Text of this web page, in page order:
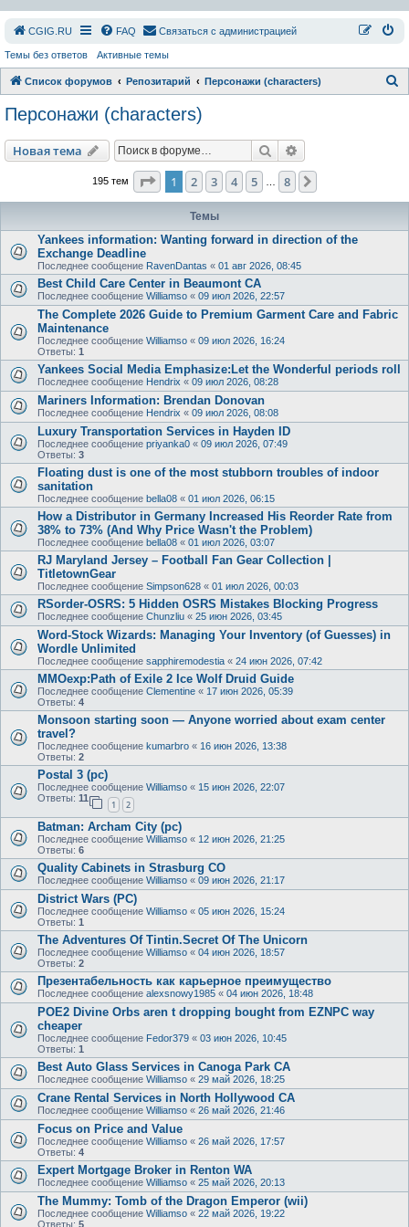
СGIG.RU FAQ Связаться с администрацией
Темы без ответов Активные темы
Список форумов Репозитарий Персонажи (characters)
Персонажи (characters)
Новая тема Поиск
195 тем Страница из
1 2 3 4 5 8
Темы
Yankees information: Wanting forward in direction of the
Exchange Deadline
Последнее сообщение RavenDantas « 01 авг 2026, 08:45
Best Child Care Center in Beaumont CA
Последнее сообщение Williamso « 09 июл 2026, 22:57
The Complete 2026 Guide to Premium Garment Care and Fabric
Maintenance
Последнее сообщение Williamso « 09 июл 2026, 16:24
Ответы: 1
Yankees Social Media Emphasize:Let the Wonderful periods roll
Последнее сообщение Hendrix « 09 июл 2026, 08:28
Mariners Information: Brendan Donovan
Последнее сообщение Hendrix « 09 июл 2026, 08:08
Luxury Transportation Services in Hayden ID
Последнее сообщение priyanka0 « 09 июл 2026, 07:49
Ответы: 3
Floating dust is one of the most stubborn troubles of indoor
sanitation
Последнее сообщение bella08 « 01 июл 2026, 06:15
How a Distributor in Germany Increased His Reorder Rate from
38% to 73% (And Why Price Wasn't the Problem)
Последнее сообщение bella08 « 01 июл 2026, 03:07
RJ Maryland Jersey – Football Fan Gear Collection |
TitletownGear
Последнее сообщение Simpson628 « 01 июл 2026, 00:03
RSorder-OSRS: 5 Hidden OSRS Mistakes Blocking Progress
Последнее сообщение Chunzliu « 25 июн 2026, 03:45
Word-Stock Wizards: Managing Your Inventory (of Guesses) in
Wordle Unlimited
Последнее сообщение sapphiremodestia « 24 июн 2026, 07:42
MMOexp:Path of Exile 2 Ice Wolf Druid Guide
Последнее сообщение Clementine « 17 июн 2026, 05:39
Ответы: 4
Monsoon starting soon — Anyone worried about exam center
travel?
Последнее сообщение kumarbro « 16 июн 2026, 13:38
Ответы: 2
Postal 3 (pc)
Последнее сообщение Williamso « 15 июн 2026, 22:07
Ответы: 11
1 2
Batman: Archam City (pc)
Последнее сообщение Williamso « 12 июн 2026, 21:25
Ответы: 6
Quality Cabinets in Strasburg CO
Последнее сообщение Williamso « 09 июн 2026, 21:17
District Wars (PC)
Последнее сообщение Williamso « 05 июн 2026, 15:24
Ответы: 1
The Adventures Of Tintin.Secret Of The Unicorn
Последнее сообщение Williamso « 04 июн 2026, 18:57
Ответы: 2
Презентабельность как карьерное преимущество
Последнее сообщение alexsnowy1985 « 04 июн 2026, 18:48
POE2 Divine Orbs aren t dropping bought from EZNPC way
cheaper
Последнее сообщение Fedor379 « 03 июн 2026, 10:45
Ответы: 1
Best Auto Glass Services in Canoga Park CA
Последнее сообщение Williamso « 29 май 2026, 18:25
Crane Rental Services in North Hollywood CA
Последнее сообщение Williamso « 26 май 2026, 21:46
Focus on Price and Value
Последнее сообщение Williamso « 26 май 2026, 17:57
Ответы: 4
Expert Mortgage Broker in Renton WA
Последнее сообщение Williamso « 25 май 2026, 20:13
The Mummy: Tomb of the Dragon Emperor (wii)
Последнее сообщение Williamso « 22 май 2026, 19:22
Ответы: 5